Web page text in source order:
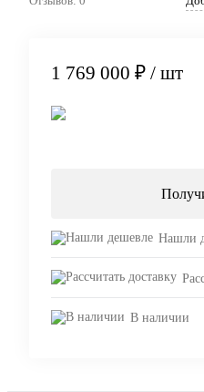
1 769 000 ₽ / шт
Нашли
В наличии